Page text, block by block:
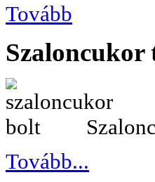
Tovább
Szaloncukor
Tovább...